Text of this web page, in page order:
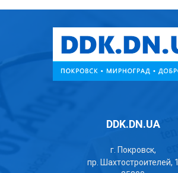
DDK.DN.UA
г. Покровск,
пр. Шахтостроителей, 1